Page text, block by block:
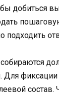
добиться
Для
состав.